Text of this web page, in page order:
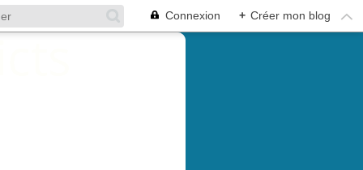
Connexion + Créer mon blog